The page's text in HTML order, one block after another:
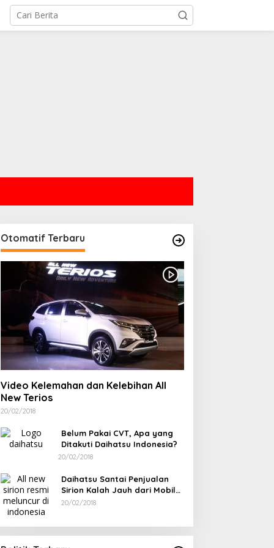
Otomatif Terbaru
Video Kelemahan dan Kelebihan All
New Terios
20/02/2018
Belum Pakai CVT, Apa yang
Ditakuti Daihatsu Indonesia?
20/02/2018
Daihatsu Santai Penjualan
Sirion Kalah Jauh dari Mobil
LCGC
20/02/2018